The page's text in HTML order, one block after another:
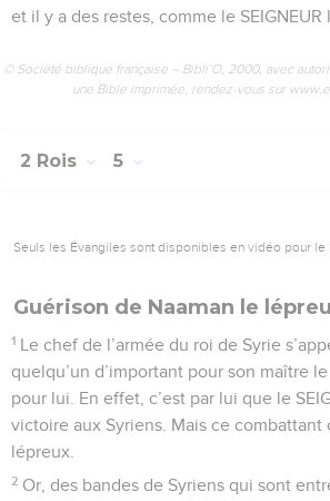
et il y a des restes, comme le SEIGNEUR
© Société biblique française – Bibli’O, 2000, avec
une Bible imprimée, rendez-vous sur
2 Rois 5
Seuls les Évangiles sont disponibles en vidéo pour le
Guérison de Naaman le
1 Le chef de l’armée du roi de Syrie
quelqu’un d’important pour son maître
pour lui. En effet, c’est par lui que le
victoire aux Syriens. Mais ce combattant
lépreux.
2 Or, des bandes de Syriens qui sont